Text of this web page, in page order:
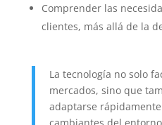
Comprender las
clientes, más allá de la
La tecnología no solo
mercados, sino que
adaptarse
cambiantes del